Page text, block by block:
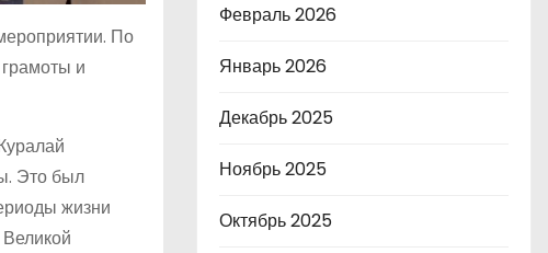
По
и
Это был
жизни
Февраль 2026
Январь 2026
Декабрь 2025
Ноябрь 2025
Октябрь 2025